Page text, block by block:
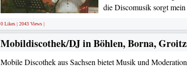
die Discomusik sorgt
0 Likes | 2043 Views |
Mobildiscothek/DJ in Böhlen, Borna,
Mobile Discothek aus Sachsen bietet Musik und